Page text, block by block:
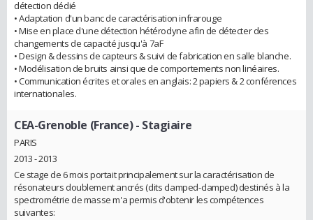
détection dédié
• Adaptation d'un banc de caractérisation infrarouge
• Mise en place d'une détection hétérodyne afin de détecter des
changements de capacité jusqu'à 7aF
• Design & dessins de capteurs & suivi de fabrication en salle blanche.
• Modélisation de bruits ainsi que de comportements non linéaires.
• Communication écrites et orales en anglais: 2 papiers & 2 conférences
internationales.
CEA-Grenoble (France)- Stagiaire
PARIS
2013 - 2013
Ce stage de 6 mois portait principalement sur la caractérisation de
résonateurs doublement ancrés (dits clamped-clamped) destinés à la
spectrométrie de masse m'a permis d'obtenir les compétences
suivantes: